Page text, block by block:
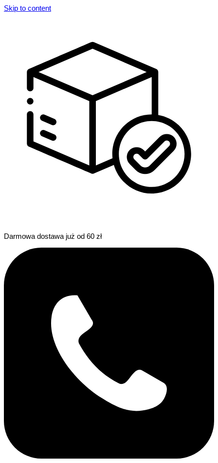
Skip to content
Darmowa dostawa już od 60 zł